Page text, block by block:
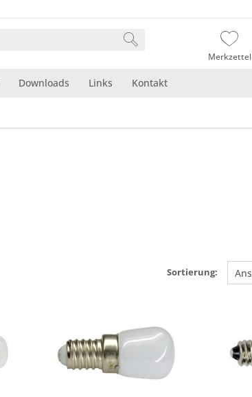
Merkzettel
Downloads Links Kontakt
Sortierung: